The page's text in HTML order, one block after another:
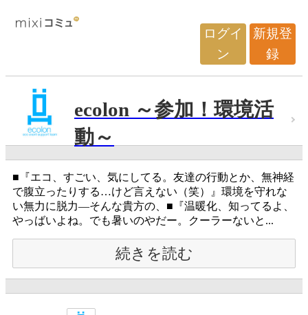
ログイ
ン
新規登
録
ecolon ～参加！環境活
動～
■『エコ、すごい、気にしてる。友達の行動とか、無神経
で腹立ったりする…けど言えない（笑）』環境を守れな
い無力に脱力―そんな貴方の、■『温暖化、知ってるよ、
やっばいよね。でも暑いのやだー。クーラーないと...
続きを読む